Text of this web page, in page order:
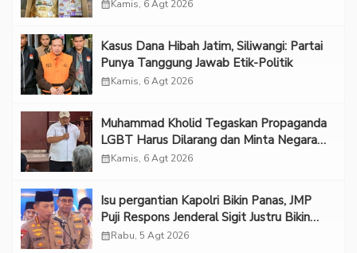
calendar_monthKamis, 6 Agt 2026
Kasus Dana Hibah Jatim, Siliwangi: Partai
Punya Tanggung Jawab Etik-Politik
calendar_monthKamis, 6 Agt 2026
Muhammad Kholid Tegaskan Propaganda
LGBT Harus Dilarang dan Minta Negara
Melindungi Korban
calendar_monthKamis, 6 Agt 2026
Isu pergantian Kapolri Bikin Panas, JMP
Puji Respons Jenderal Sigit Justru Bikin
“Adem”
calendar_monthRabu, 5 Agt 2026